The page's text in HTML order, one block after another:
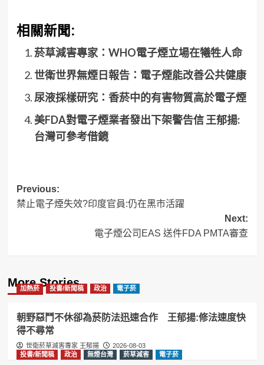
相關新聞:
菸草減害專家：WHO電子煙立場在犧牲人命
世衛世界無煙日報告：電子煙能改善公共健康
尿液採樣研究：香菸中的有害物質高於電子煙
美FDA對電子煙業者發出下架警告信 王郁揚:
台灣可參考借鏡
Post
navigation
Previous:
禁止電子煙失效?印度官員:仍在黑市活躍
Next:
電子煙公司EAS 送件FDA PMTA審查
More Stories
加熱菸 投書/新聞稿 政治 電子菸
朝野惡鬥不休卻為菸防法迅速合作 王郁揚:修法速度快
得不尋常
世衛菸草減害專家 王郁揚
2026-08-03
投書/新聞稿
政治 無煙台灣 菸草減害 電子菸